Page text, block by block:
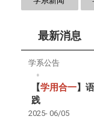
最新消息
学系公告
【学用合一】
践
2025- 06/05